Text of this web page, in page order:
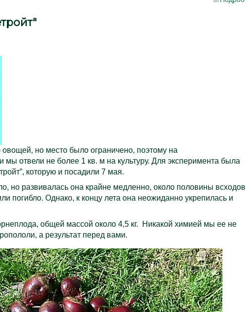
овощей, но место было ограничено, поэтому на
мы отвели не более 1 кв. м на культуру. Для эксперимента была
которую и посадили 7 мая.
но развивалась она крайне медленно, около половины всходов
погибло. Однако, к концу лета она неожиданно укрепилась и
общей массой около 4,5 кг. Никакой химией мы ее не
а результат перед вами.